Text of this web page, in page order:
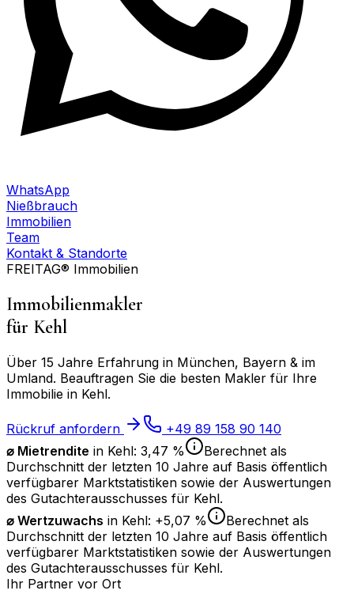
WhatsApp
Nießbrauch
Immobilien
Team
Kontakt & Standorte
FREITAG® Immobilien
Immobilienmakler
für Kehl
Über 15 Jahre Erfahrung in München, Bayern & im
Umland. Beauftragen Sie die besten Makler für Ihre
Immobilie in Kehl.
Rückruf anfordern
+49 89 158 90 140
⌀ Mietrendite in Kehl: 3,47 %
Berechnet als
Durchschnitt der letzten 10 Jahre auf Basis öffentlich
verfügbarer Marktstatistiken sowie der Auswertungen
des Gutachterausschusses für Kehl.
⌀ Wertzuwachs in Kehl: +5,07 %
Berechnet als
Durchschnitt der letzten 10 Jahre auf Basis öffentlich
verfügbarer Marktstatistiken sowie der Auswertungen
des Gutachterausschusses für Kehl.
Ihr Partner vor Ort